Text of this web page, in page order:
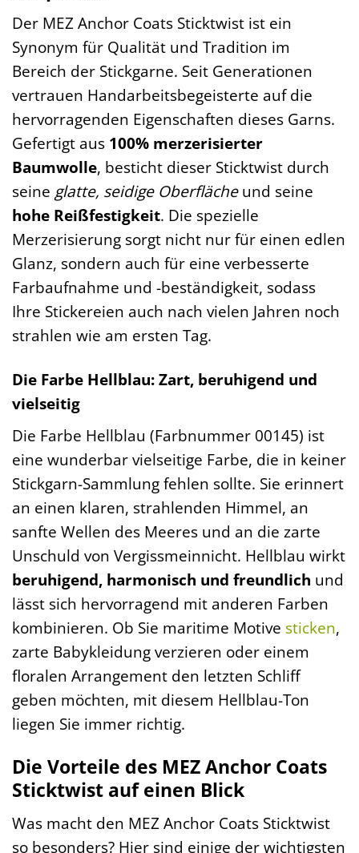
Der MEZ Anchor Coats Sticktwist ist ein
Synonym für Qualität und Tradition im
Bereich der Stickgarne. Seit Generationen
vertrauen Handarbeitsbegeisterte auf die
hervorragenden Eigenschaften dieses Garns.
Gefertigt aus 100% merzerisierter
Baumwolle, besticht dieser Sticktwist durch
seine glatte, seidige Oberflächeund seine
hohe Reißfestigkeit. Die spezielle
Merzerisierung sorgt nicht nur für einen edlen
Glanz, sondern auch für eine verbesserte
Farbaufnahme und -beständigkeit, sodass
Ihre Stickereien auch nach vielen Jahren noch
strahlen wie am ersten Tag.
Die Farbe Hellblau: Zart, beruhigend und
vielseitig
Die Farbe Hellblau (Farbnummer 00145) ist
eine wunderbar vielseitige Farbe, die in keiner
Stickgarn-Sammlung fehlen sollte. Sie erinnert
an einen klaren, strahlenden Himmel, an
sanfte Wellen des Meeres und an die zarte
Unschuld von Vergissmeinnicht. Hellblau wirkt
beruhigend, harmonisch und freundlich und
lässt sich hervorragend mit anderen Farben
kombinieren. Ob Sie maritime Motive sticken,
zarte Babykleidung verzieren oder einem
floralen Arrangement den letzten Schliff
geben möchten, mit diesem Hellblau-Ton
liegen Sie immer richtig.
Die Vorteile des MEZ Anchor Coats
Sticktwist auf einen Blick
Was macht den MEZ Anchor Coats Sticktwist
so besonders? Hier sind einige der wichtigsten